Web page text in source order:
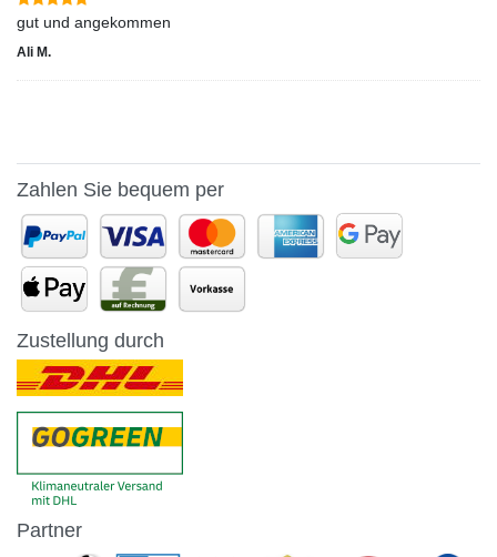
gut und angekommen
Ali M.
Zahlen Sie bequem per
Zustellung durch
Partner